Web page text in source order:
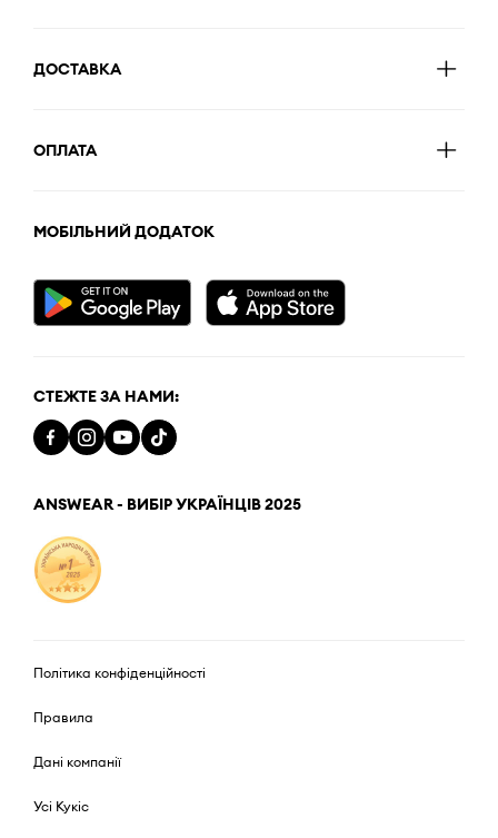
ДОСТАВКА
ОПЛАТА
МОБІЛЬНИЙ ДОДАТОК
СТЕЖТЕ ЗА НАМИ:
ANSWEAR - ВИБІР УКРАЇНЦІВ 2025
Політика конфіденційності
Правила
Дані компанії
Усі Кукіс